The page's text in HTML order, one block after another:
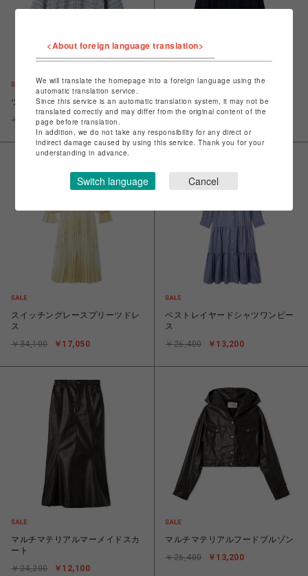
ツイーディトラックブルゾン
￥12,100
￥24,200
ボレロレイヤードベスト
スイッチングレースプリーツドレ
ス
￥17,050
￥34,100
ベストレイヤードシャツワンピー
ス
￥13,200
￥26,400
マルチマテリアルマーメイドスカ
ート
￥12,100
￥24,200
マルチマテリアルフードブルゾン
￥13,200
￥26,400
<About foreign language translation>
We will translate the homepage into a foreign language using the
automatic translation service.
Since this service is an automatic translation system, it may not be
translated correctly and may differ from the original content of the
page before translation.
In addition, we do not take any responsibility for any direct or
indirect damage caused by using this service. Thank you for your
understanding in advance.
Switch language Cancel